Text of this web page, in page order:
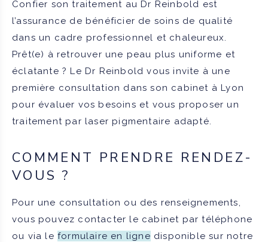
Confier son traitement au Dr Reinbold est
l’assurance de bénéficier de soins de qualité
dans un cadre professionnel et chaleureux.
Prêt(e) à retrouver une peau plus uniforme et
éclatante ? Le Dr Reinbold vous invite à une
première consultation dans son cabinet à Lyon
pour évaluer vos besoins et vous proposer un
traitement par laser pigmentaire adapté.
COMMENT PRENDRE RENDEZ-
VOUS ?
Pour une consultation ou des renseignements,
vous pouvez contacter le cabinet par téléphone
ou via le formulaire en ligne disponible sur notre